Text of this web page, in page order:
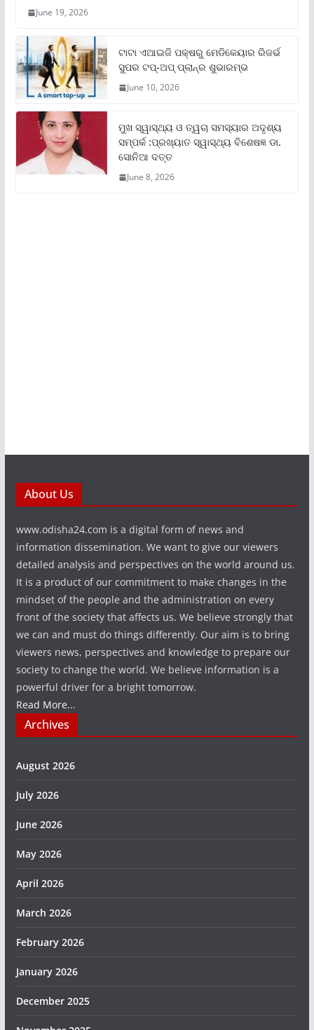
June 19, 2026
ଟାଟା ଏଆଇଜି ପକ୍ଷରୁ ମେଡିକେୟାର ରିଜର୍ଭ
ସୁପର ଟପ୍‌-ଅପ୍ ପ୍ଲାନ୍‌ର ଶୁଭାରମ୍ଭ
June 10, 2026
ମୁଖ ସ୍ୱାସ୍ଥ୍ୟ ଓ ତ୍ୱଚା ସମସ୍ୟାର ଅଦୃଶ୍ୟ
ସମ୍ପର୍କ :ପ୍ରଖ୍ୟାତ ସ୍ୱାସ୍ଥ୍ୟ ବିଶେଷଜ୍ଞ ଡା.
ସୋନିଆ ଦତ୍ତ
June 8, 2026
About Us
www.odisha24.com is a digital form of news and
information dissemination. We want to give our viewers
detailed analysis and perspectives on the world around us.
It is a product of our commitment to make changes in the
mindset of the people and the administration on every
front of the society that affects us. We believe strongly that
we can and must do things differently. Our aim is to bring
viewers news, perspectives and knowledge to prepare our
society to change the world. We believe information is a
powerful driver for a bright tomorrow.
Read More...
Archives
August 2026
July 2026
June 2026
May 2026
April 2026
March 2026
February 2026
January 2026
December 2025